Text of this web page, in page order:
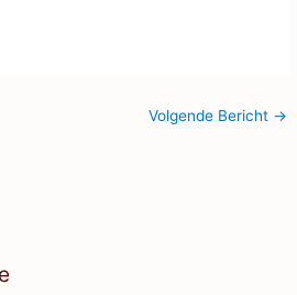
Volgende Bericht →